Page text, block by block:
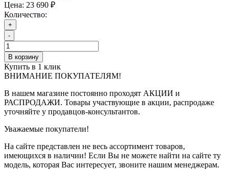
Цена: 23 690 ₽
Количество:
+
-
В корзину
Купить в 1 клик
ВНИМАНИЕ ПОКУПАТЕЛЯМ!
В нашем магазине постоянно проходят АКЦИИ и
РАСПРОДАЖИ. Товары участвующие в акции, распродаже
уточняйте у продавцов-консультантов.
Уважаемые покупатели!
На сайте представлен не весь ассортимент товаров,
имеющихся в наличии! Если Вы не можете найти на сайте ту
модель, которая Вас интересует, звоните нашим менеджерам.